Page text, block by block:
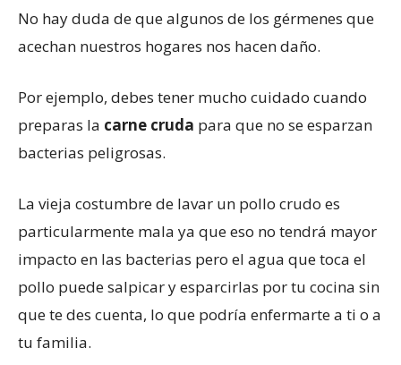
No hay duda de que algunos de los gérmenes que
acechan nuestros hogares nos hacen daño.
Por ejemplo, debes tener mucho cuidado cuando
preparas la carne cruda para que no se esparzan
bacterias peligrosas.
La vieja costumbre de lavar un pollo crudo es
particularmente mala ya que eso no tendrá mayor
impacto en las bacterias pero el agua que toca el
pollo puede salpicar y esparcirlas por tu cocina sin
que te des cuenta, lo que podría enfermarte a ti o a
tu familia.